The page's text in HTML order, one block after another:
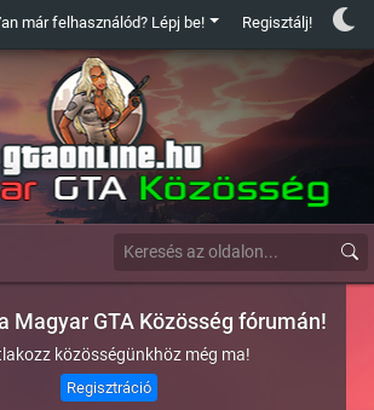
már felhasználód? Lépj be! Regisztálj!
Magyar GTA Közösség fórumán!
közösségünkhöz még ma!
Regisztráció